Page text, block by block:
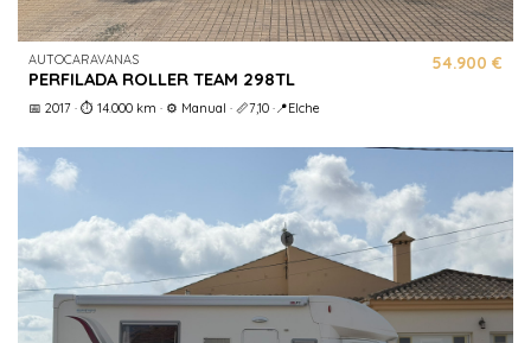
AUTOCARAVANAS
PERFILADA ROLLER TEAM 298TL
54.900 €
📅 2017 · ⏱️ 14.000 km · ⚙️ Manual · 📏7,10 ·📍Elche